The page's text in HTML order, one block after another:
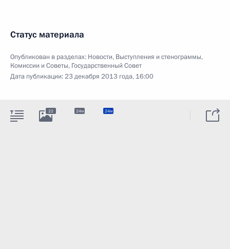
Статус материала
Опубликован в разделах: Новости, Выступления и стенограммы,
Комиссии и Советы, Государственный Совет
Дата публикации:23 декабря 2013 года, 16:00
22 24м 24м